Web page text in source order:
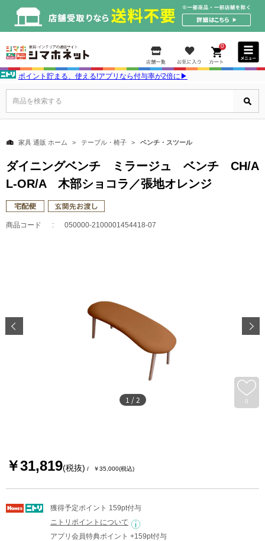
0
ポイント貯まる、使える!アプリなら付与率が2倍に▶
商品を検索する
家具 通販 ホーム テーブル・椅子 ベンチ・スツール
ダイニングベンチ ミラージュ ベンチ CH/A
L-OR/A 木部ショコラ／張地オレンジ
商品コード 050000-2100001454418-07
0
1 /2
￥31,819(税抜) ￥35,000(税込)
獲得予定ポイント 159pt付与
ニトリポイントについて
アプリ会員特典ポイント +159pt付与